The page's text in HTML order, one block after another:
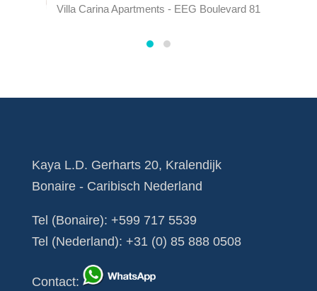
Villa Carina Apartments - EEG Boulevard 81
Kaya L.D. Gerharts 20, Kralendijk
Bonaire - Caribisch Nederland
Tel (Bonaire): +599 717 5539
Tel (Nederland): +31 (0) 85 888 0508
Contact: